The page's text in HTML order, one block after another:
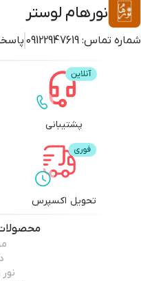
نورهام لوستر
شماره تماس: 09122947619
پشتیبانی
تحویل اکسپرس